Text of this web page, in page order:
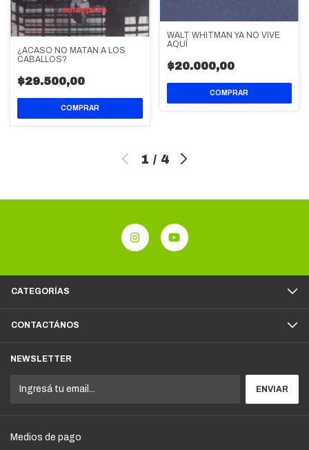
¿ACASO NO MATAN A LOS
CABALLOS?
$29.500,00
WALT WHITMAN YA NO VIVE
AQUÍ
$20.000,00
1 / 4
CATEGORÍAS
CONTACTÁNOS
NEWSLETTER
Medios de pago